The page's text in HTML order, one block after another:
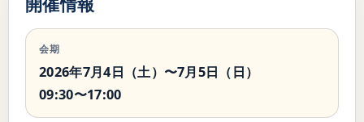
会期
2026年7月4日（土）〜7月5日（日）
09:30〜17:00